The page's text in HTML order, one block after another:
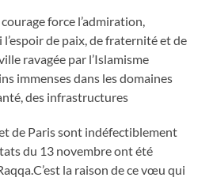
force l’admiration,
de paix, de fraternité et de
ravagée par l’Islamisme
immenses dans les domaines
des infrastructures
de Paris sont indéfectiblement
du 13 novembre ont été
la raison de ce vœu qui